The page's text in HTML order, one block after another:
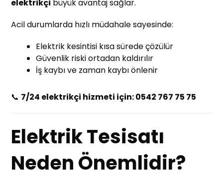
elektrikçi büyük avantaj sağlar.
Acil durumlarda hızlı müdahale sayesinde:
Elektrik kesintisi kısa sürede çözülür
Güvenlik riski ortadan kaldırılır
İş kaybı ve zaman kaybı önlenir
📞 7/24 elektrikçi hizmeti için: 0542 767 75 75
Elektrik Tesisatı
Neden Önemlidir?